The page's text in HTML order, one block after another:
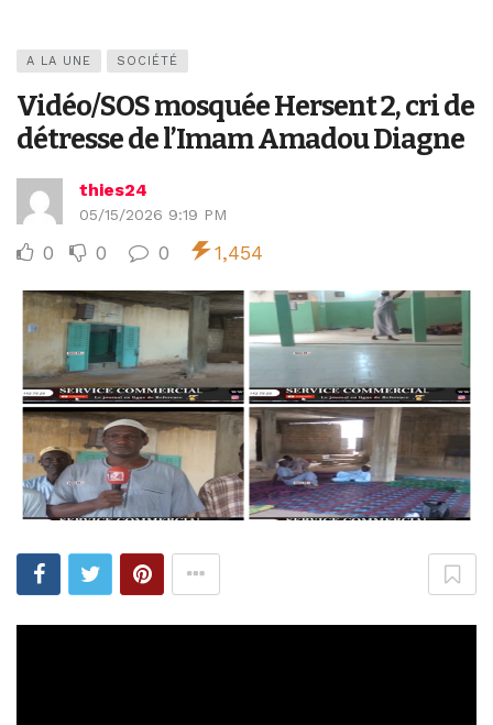
A LA UNE SOCIÉTÉ
Vidéo/SOS mosquée Hersent 2, cri de
détresse de l’Imam Amadou Diagne
thies24
05/15/2026 9:19 PM
0 0 0 1,454